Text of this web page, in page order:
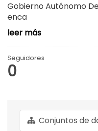
Gobierno Autónomo
enca
leer más
Seguidores
0
Conjuntos de